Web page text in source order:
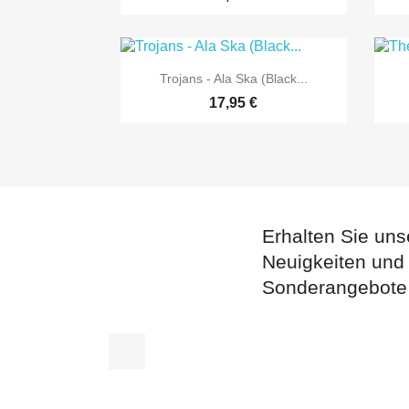
 Vorschau
Trojans - Ala Ska (Black...
17,95 €
Erhalten Sie
Neuigkeiten und
Sonderangebote